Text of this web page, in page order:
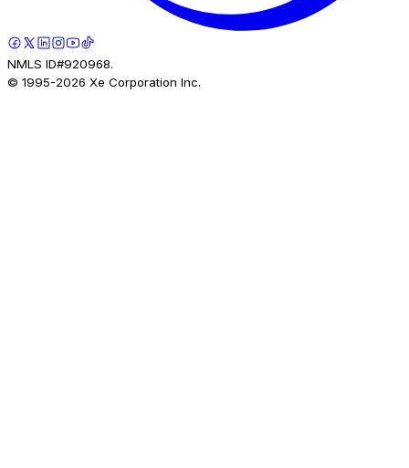
NMLS ID#920968.
© 1995-2026 Xe Corporation Inc.